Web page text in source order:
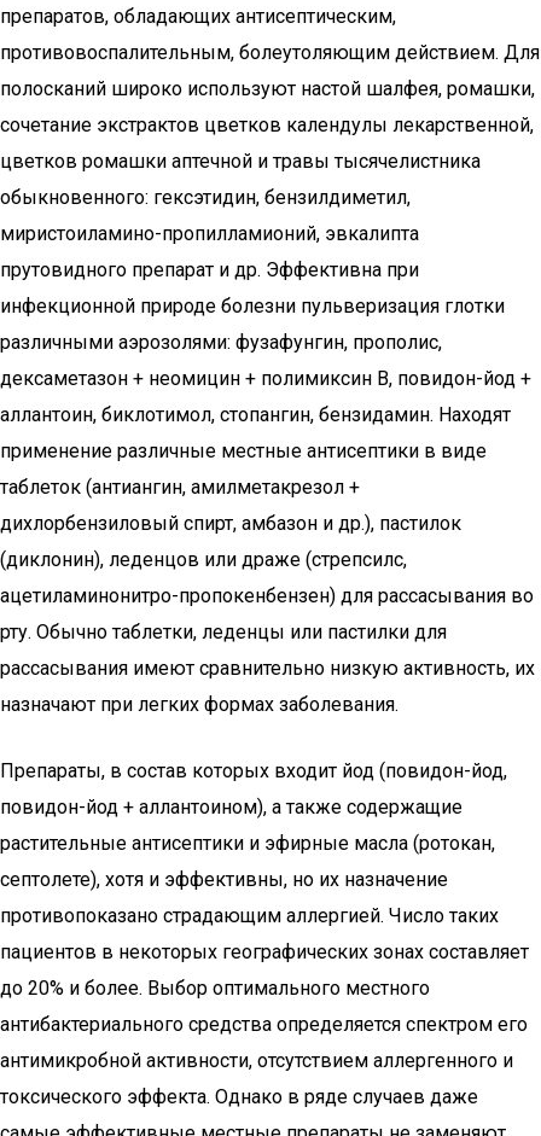
препаратов, обладающих антисептическим,
противовоспалительным, болеутоляющим действием. Для
полосканий широко используют настой шалфея, ромашки,
сочетание экстрактов цветков календулы лекарственной,
цветков ромашки аптечной и травы тысячелистника
обыкновенного: гексэтидин, бензилдиметил,
миристоиламино-пропилламионий, эвкалипта
прутовидного препарат и др. Эффективна при
инфекционной природе болезни пульверизация глотки
различными аэрозолями: фузафунгин, прополис,
дексаметазон + неомицин + полимиксин В, повидон-йод +
аллантоин, биклотимол, стопангин, бензидамин. Находят
применение различные местные антисептики в виде
таблеток (антиангин, амилметакрезол +
дихлорбензиловый спирт, амбазон и др.), пастилок
(диклонин), леденцов или драже (стрепсилс,
ацетиламинонитро-пропокенбензен) для рассасывания во
рту. Обычно таблетки, леденцы или пастилки для
рассасывания имеют сравнительно низкую активность, их
назначают при легких формах заболевания.
Препараты, в состав которых входит йод (повидон-йод,
повидон-йод + аллантоином), а также содержащие
растительные антисептики и эфирные масла (ротокан,
септолете), хотя и эффективны, но их назначение
противопоказано страдающим аллергией. Число таких
пациентов в некоторых географических зонах составляет
до 20% и более. Выбор оптимального местного
антибактериального средства определяется спектром его
антимикробной активности, отсутствием аллергенного и
токсического эффекта. Однако в ряде случаев даже